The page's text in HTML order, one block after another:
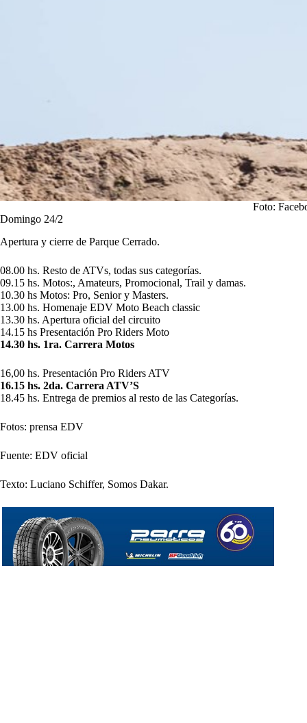
Foto:
Domingo 24/2
Apertura y cierre de Parque Cerrado.
08.00 hs. Resto de ATVs, todas sus categorías.
09.15 hs. Motos:, Amateurs, Promocional, Trail y damas.
10.30 hs Motos: Pro, Senior y Masters.
13.00 hs. Homenaje EDV Moto Beach classic
13.30 hs. Apertura oficial del circuito
14.15 hs Presentación Pro Riders Moto
14.30 hs. 1ra. Carrera Motos
16,00 hs. Presentación Pro Riders ATV
16.15 hs. 2da. Carrera ATV’S
18.45 hs. Entrega de premios al resto de las Categorías.
Fotos: prensa EDV
Fuente: EDV oficial
Texto: Luciano Schiffer, Somos Dakar.